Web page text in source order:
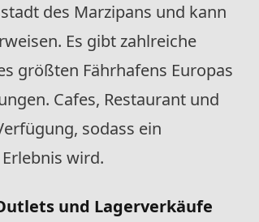
des Marzipans und kann
Es gibt zahlreiche
größten Fährhafens Europas
Cafes, Restaurant und
sodass ein
wird.
und Lagerverkäufe